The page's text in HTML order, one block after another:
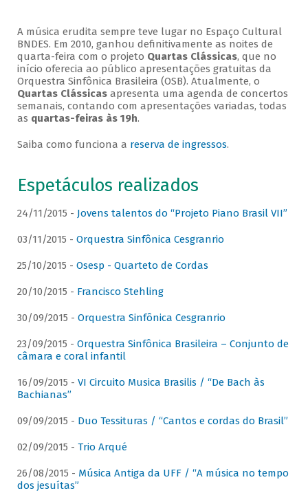
A música erudita sempre teve lugar no Espaço Cultural
BNDES. Em 2010, ganhou definitivamente as noites de
quarta-feira com o projeto Quartas Clássicas, que no
início oferecia ao público apresentações gratuitas da
Orquestra Sinfônica Brasileira (OSB). Atualmente, o
Quartas Clássicasapresenta uma agenda de concertos
semanais, contando com apresentações variadas, todas
as quartas-feiras às 19h.
Saiba como funciona a reserva de ingressos.
Espetáculos realizados
24/11/2015 - Jovens talentos do “Projeto Piano Brasil VII”
03/11/2015 - Orquestra Sinfônica Cesgranrio
25/10/2015 - Osesp - Quarteto de Cordas
20/10/2015 - Francisco Stehling
30/09/2015 - Orquestra Sinfônica Cesgranrio
23/09/2015 - Orquestra Sinfônica Brasileira – Conjunto de
câmara e coral infantil
16/09/2015 - VI Circuito Musica Brasilis / “De Bach às
Bachianas”
09/09/2015 - Duo Tessituras / “Cantos e cordas do Brasil”
02/09/2015 - Trio Arqué
26/08/2015 - Música Antiga da UFF / “A música no tempo
dos jesuítas”